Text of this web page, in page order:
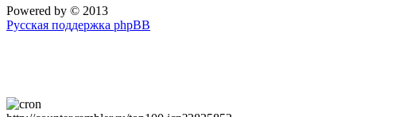
Powered by © 2013
Русская поддержка phpBB